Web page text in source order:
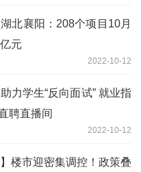
北襄阳：208个项目10月
元
2022-10-12
力学生“反向面试” 就业指
聘直播间
2022-10-12
】楼市迎密集调控！政策叠